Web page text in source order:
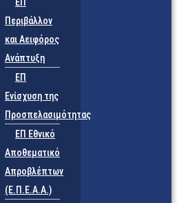
Περιβάλλον
και Αειφόρος
Ανάπτυξη
ΕΠ
Ενίσχυση της
Προσπελασιμότητας
ΕΠ Εθνικό
Αποθεματικό
Απροβλέπτων
(Ε.Π.Ε.Α.Α.)